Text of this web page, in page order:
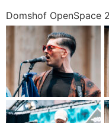
Domshof OpenSpace